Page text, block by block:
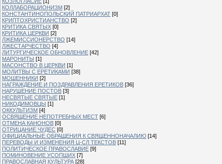
КОЛЛАБОРАЦИОНИЗМ [2]
КОНСТАНТИНОПОЛЬСКИЙ ПАТРИАРХАТ [0]
КРИПТОХРИСТИАНСТВО [2]
КРИТИКА СВЯТЫХ [0]
КРИТИКА ЦЕРКВИ [2]
ЛЖЕМИССИОНЕРСТВО [14]
ЛЖЕСТАРЧЕСТВО [4]
ЛИТУРГИЧЕСКОЕ ОБНОВЛЕНИЕ [42]
МАРОНИТЫ [1]
МАСОНСТВО В ЦЕРКВИ [1]
МОЛИТВЫ С ЕРЕТИКАМИ [38]
МОШЕННИКИ [2]
НАГРАЖДЕНИЕ И ПОЗДРАВЛЕНИЯ ЕРЕТИКОВ [36]
НАРУШЕНИЕ ПОСТОВ [3]
НЕСВЯТЫЕ СВЯТЫЕ [1]
НИКОДИМОВЦЫ [1]
ОККУЛЬТИЗМ [4]
ОСВЯЩЕНИЕ НЕПОТРЕБНЫХ МЕСТ [6]
ОТМЕНА КАНОНОВ [0]
ОТРИЦАНИЕ ЧУДЕС [0]
ОФИЦИАЛЬНЫЕ ОБРАЩЕНИЯ К СВЯЩЕННОНАЧАЛИЮ [14]
ПЕРЕВОДЫ И ИЗМЕНЕНИЯ Ц-СЛ ТЕКСТОВ [11]
ПОЛИТИЧЕСКОЕ ПРАВОСЛАВИЕ [9]
ПОМИНОВЕНИЕ УСОПШИХ [7]
ПРАВОСЛАВНАЯ КУЛЬТУРА [28]